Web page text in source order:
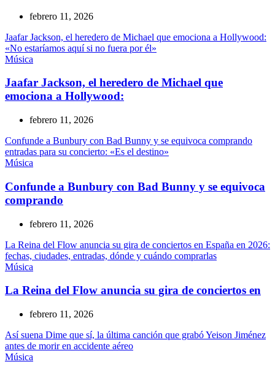
febrero 11, 2026
Jaafar Jackson, el heredero de Michael que emociona a Hollywood:
«No estaríamos aquí si no fuera por él»
Música
Jaafar Jackson, el heredero de Michael que
emociona a Hollywood:
febrero 11, 2026
Confunde a Bunbury con Bad Bunny y se equivoca comprando
entradas para su concierto: «Es el destino»
Música
Confunde a Bunbury con Bad Bunny y se equivoca
comprando
febrero 11, 2026
La Reina del Flow anuncia su gira de conciertos en España en 2026:
fechas, ciudades, entradas, dónde y cuándo comprarlas
Música
La Reina del Flow anuncia su gira de conciertos en
febrero 11, 2026
Así suena Dime que sí, la última canción que grabó Yeison Jiménez
antes de morir en accidente aéreo
Música